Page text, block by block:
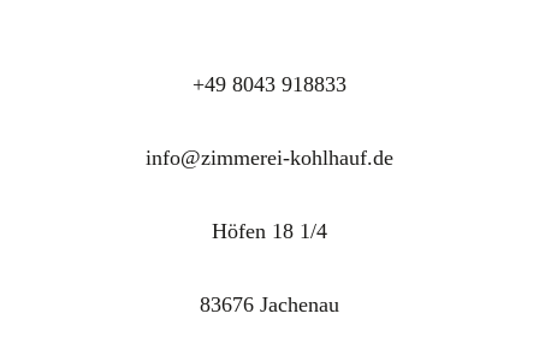
+49 8043 918833
info@zimmerei-kohlhauf.de
Höfen 18 1/4
83676 Jachenau